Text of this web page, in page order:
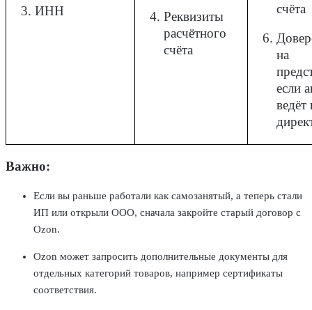
ИНН
Реквизиты
расчётного
счёта
счёта
на
если
ведёт
Важно:
Если вы раньше работали как самозанятый, а теперь стали
ИП или открыли ООО, сначала закройте старый договор с
Ozon.
Ozon может запросить дополнительные документы для
отдельных категорий товаров, например сертификаты
соответствия.